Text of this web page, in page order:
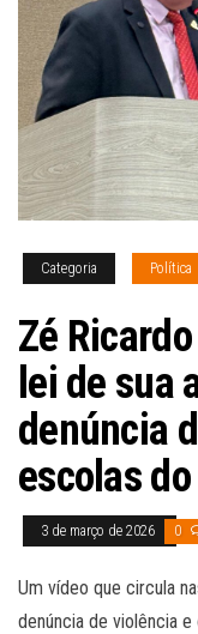
Categoria Política
Zé
lei de sua
denúncia
escolas
3 de março de 2026 0
Um vídeo que circula
denúncia de violência